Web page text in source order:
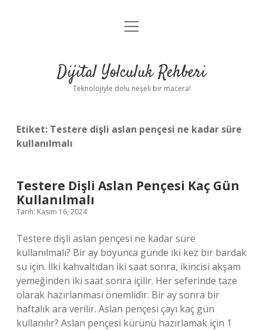
Anasayfa
Yasal Uyarı
menüyü
Dijital Yolculuk Rehberi
Teknolojiyle dolu neşeli bir macera!
Etiket: Testere dişli aslan pençesi ne kadar süre
kullanılmalı
Testere Dişli Aslan Pençesi Kaç Gün
Kullanılmalı
Tarih: Kasım 16, 2024
Testere dişli aslan pençesi ne kadar süre
kullanılmalı? Bir ay boyunca günde iki kez bir bardak
su için. İlki kahvaltıdan iki saat sonra, ikincisi akşam
yemeğinden iki saat sonra içilir. Her seferinde taze
olarak hazırlanması önemlidir. Bir ay sonra bir
haftalık ara verilir. Aslan pençesi çayı kaç gün
kullanılır? Aslan pençesi kürünü hazırlamak için 1